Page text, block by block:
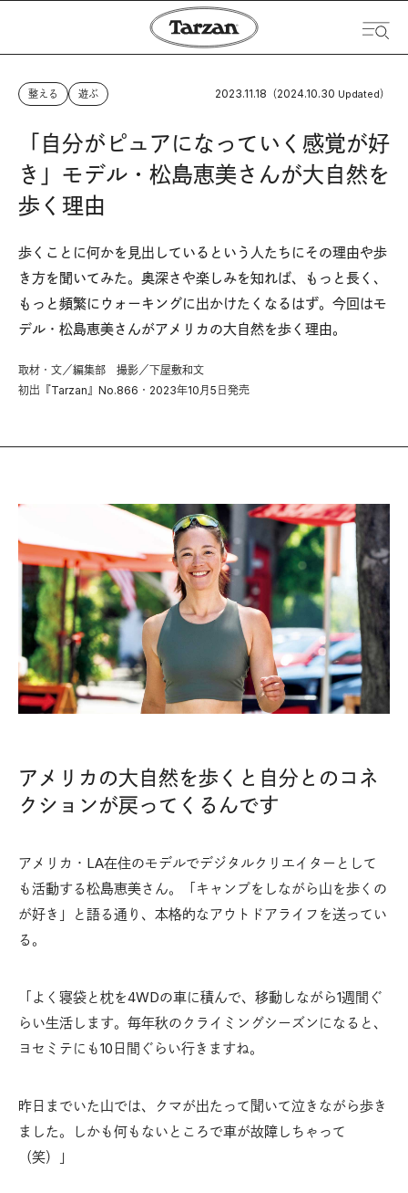
整える 遊ぶ 2023.11.18 （2024.10.30 Updated）
「自分がピュアになっていく感覚が好
き」モデル・松島恵美さんが大自然を
歩く理由
歩くことに何かを見出しているという人たちにその理由や歩
き方を聞いてみた。奥深さや楽しみを知れば、もっと長く、
もっと頻繁にウォーキングに出かけたくなるはず。今回はモ
デル・松島恵美さんがアメリカの大自然を歩く理由。
取材・文／編集部 撮影／下屋敷和文
初出『Tarzan』No.866・2023年10月5日発売
アメリカの大自然を歩くと自分とのコネ
クションが戻ってくるんです
アメリカ・LA在住のモデルでデジタルクリエイターとして
も活動する松島恵美さん。「キャンプをしながら山を歩くの
が好き」と語る通り、本格的なアウトドアライフを送ってい
る。
「よく寝袋と枕を4WDの車に積んで、移動しながら1週間ぐ
らい生活します。毎年秋のクライミングシーズンになると、
ヨセミテにも10日間ぐらい行きますね。
昨日までいた山では、クマが出たって聞いて泣きながら歩き
ました。しかも何もないところで車が故障しちゃって
（笑）」